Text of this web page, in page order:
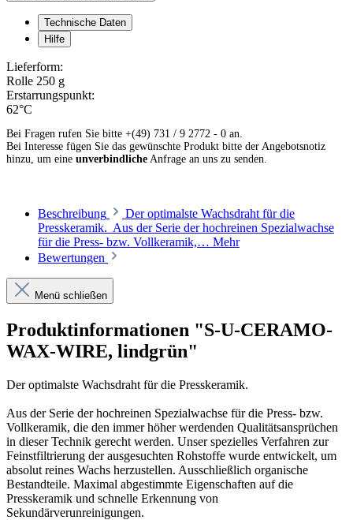
Technische Daten
Hilfe
Lieferform:
Rolle 250 g
Erstarrungspunkt:
62°C
Bei Fragen rufen Sie bitte +(49) 731 / 9 2772 - 0 an.
Bei Interesse fügen Sie das gewünschte Produkt bitte der Angebotsnotiz
hinzu, um eine unverbindliche Anfrage an uns zu senden.
Beschreibung
Der optimalste Wachsdraht für die
Presskeramik. Aus der Serie der hochreinen Spezialwachse
für die Press- bzw. Vollkeramik,… Mehr
Bewertungen
Menü schließen
Produktinformationen "S-U-CERAMO-
WAX-WIRE, lindgrün"
Der optimalste Wachsdraht für die Presskeramik.
Aus der Serie der hochreinen Spezialwachse für die Press- bzw.
Vollkeramik, die den immer höher werdenden Qualitätsansprüchen
in dieser Technik gerecht werden. Unser spezielles Verfahren zur
Feinstfiltrierung der ausgesuchten Rohstoffe wurde entwickelt, um
absolut reines Wachs herzustellen. Ausschließlich organische
Bestandteile. Maximal abgestimmte Eigenschaften auf die
Presskeramik und schnelle Erkennung von
Sekundärverunreinigungen.